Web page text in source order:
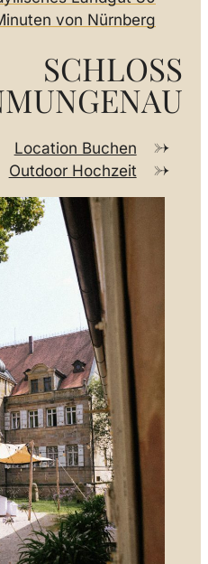
von Nürnberg
SCHLOSS
Location Buchen
Outdoor Hochzeit